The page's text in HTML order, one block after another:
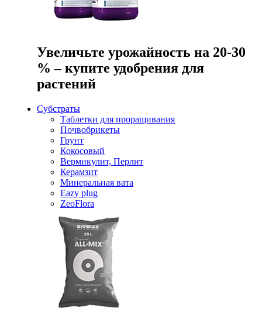
Увеличьте урожайность на 20-30
% – купите удобрения для
растений
Субстраты
Таблетки для проращивания
Почвобрикеты
Грунт
Кокосовый
Вермикулит, Перлит
Керамзит
Минеральная вата
Eazy plug
ZeoFlora